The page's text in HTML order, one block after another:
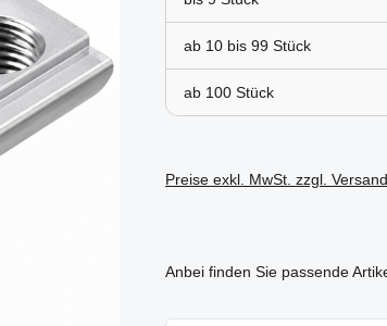
ab 10 bis 99
ab 100
Preise exkl. MwSt. zzgl.
Anbei finden Sie passende